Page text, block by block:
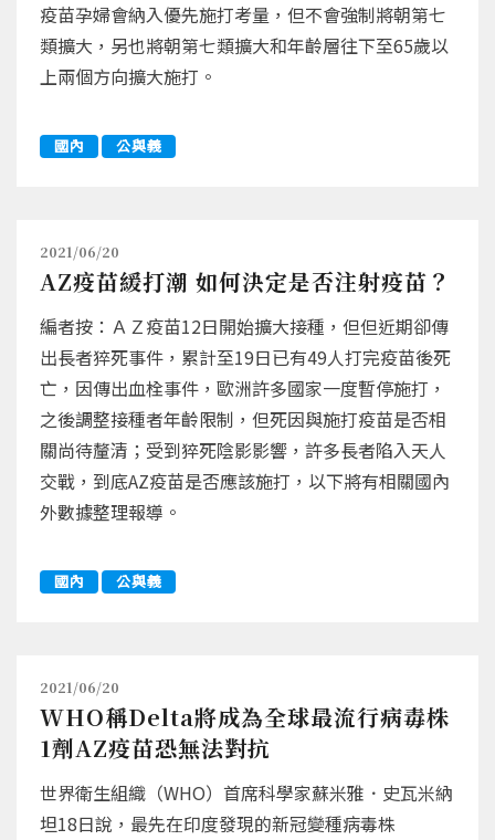
疫苗孕婦會納入優先施打考量，但不會強制將朝第七
類擴大，另也將朝第七類擴大和年齡層往下至65歲以
上兩個方向擴大施打。
國內 公與義
2021/06/20
AZ疫苗緩打潮 如何決定是否注射疫苗？
編者按：ＡＺ疫苗12日開始擴大接種，但但近期卻傳
出長者猝死事件，累計至19日已有49人打完疫苗後死
亡，因傳出血栓事件，歐洲許多國家一度暫停施打，
之後調整接種者年齡限制，但死因與施打疫苗是否相
關尚待釐清；受到猝死陰影影響，許多長者陷入天人
交戰，到底AZ疫苗是否應該施打，以下將有相關國內
外數據整理報導。
國內 公與義
2021/06/20
WHO稱Delta將成為全球最流行病毒株
1劑AZ疫苗恐無法對抗
世界衛生組織（WHO）首席科學家蘇米雅．史瓦米納
坦18日說，最先在印度發現的新冠變種病毒株